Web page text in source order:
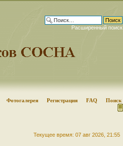
Расширенный поиск
Фотогалерея Регистрация FAQ Поиск
Текущее время: 07 авг 2026, 21:55